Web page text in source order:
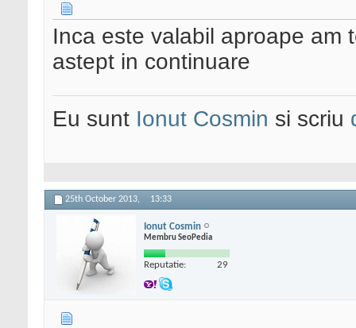
Inca este valabil aproape am
astept in continuare
Eu sunt Ionut Cosmin si scriu
25th October 2013, 13:33
Ionut Cosmin
Membru SeoPedia
Reputatie: 29